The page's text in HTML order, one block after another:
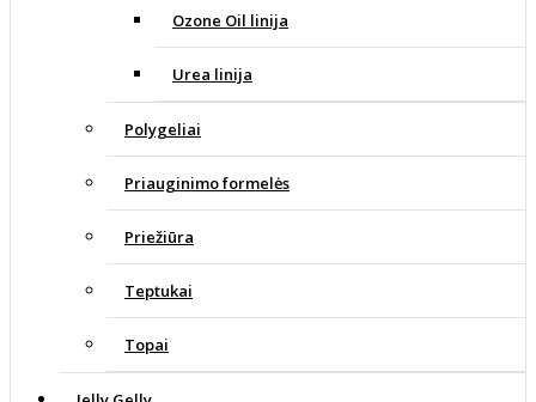
Ozone Oil linija
Urea linija
Polygeliai
Priauginimo formelės
Priežiūra
Teptukai
Topai